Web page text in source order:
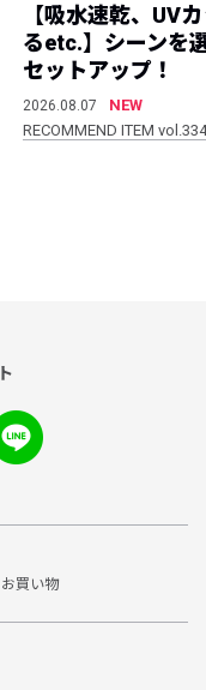
【吸水速乾、UV
るetc.】シーンを
セットアップ！
2026.08.07
NEW
RECOMMEND ITEM vol.334
買い物